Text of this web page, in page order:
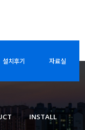
설치후기 자료실
INSTALL